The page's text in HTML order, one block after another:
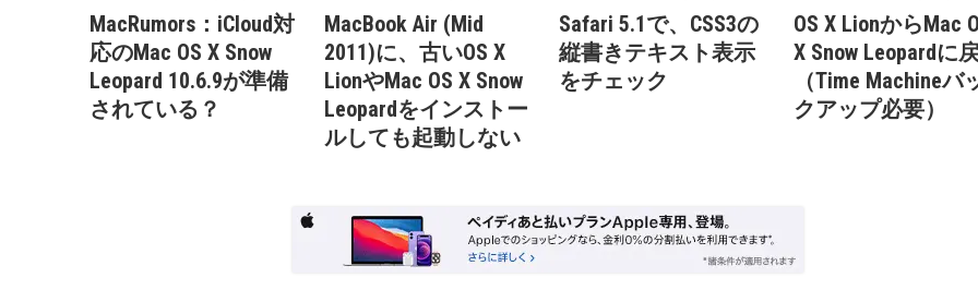
MacRumors：iCloud対
応のMac OS X Snow
Leopard 10.6.9が準備
されている？
MacBook Air (Mid
2011)に、古いOS X
LionやMac OS X Snow
Leopardをインストー
ルしても起動しない
Safari 5.1で、CSS3の
縦書きテキスト表示
をチェック
OS X LionからMac
X Snow Leopardに
（Time Machineバ
クアップ必要）